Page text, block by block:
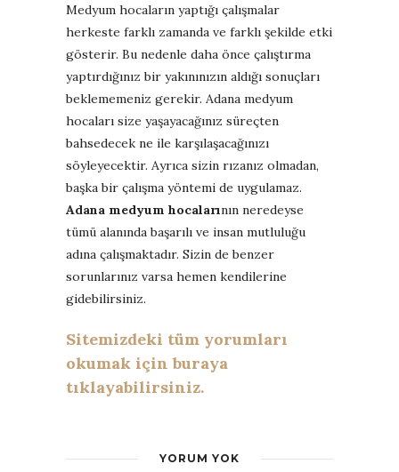
Medyum hocaların yaptığı çalışmalar
herkeste farklı zamanda ve farklı şekilde etki
gösterir. Bu nedenle daha önce çalıştırma
yaptırdığınız bir yakınınızın aldığı sonuçları
beklememeniz gerekir. Adana medyum
hocaları size yaşayacağınız süreçten
bahsedecek ne ile karşılaşacağınızı
söyleyecektir. Ayrıca sizin rızanız olmadan,
başka bir çalışma yöntemi de uygulamaz.
Adana medyum hocalarının neredeyse
tümü alanında başarılı ve insan mutluluğu
adına çalışmaktadır. Sizin de benzer
sorunlarınız varsa hemen kendilerine
gidebilirsiniz.
Sitemizdeki tüm yorumları
okumak için buraya
tıklayabilirsiniz.
YORUM YOK